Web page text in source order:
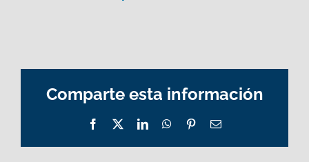
Comparte esta información
Facebook LinkedInWhatsApp
PinterestEmail